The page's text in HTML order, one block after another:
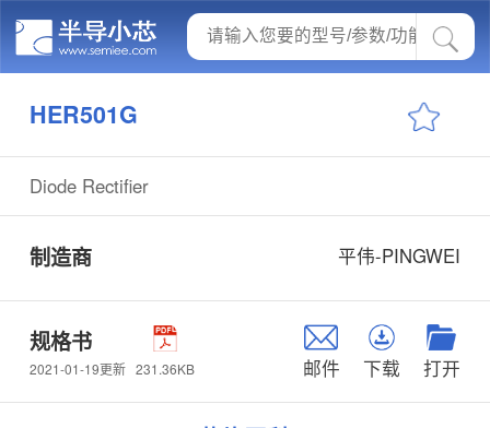
HER501G
Diode Rectifier
制造商 平伟-PINGWEI
规格书
2021-01-19更新 231.36KB 邮件 下载 打开